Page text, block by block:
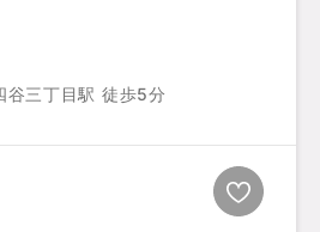
谷三丁目駅 徒歩5分